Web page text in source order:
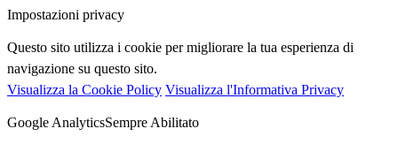
Impostazioni privacy
Questo sito utilizza i cookie per migliorare la tua esperienza di
navigazione su questo sito.
Visualizza la Cookie Policy Visualizza l'Informativa Privacy
Google AnalyticsSempre Abilitato